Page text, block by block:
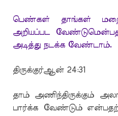
பெண்கள் தாங்கள்
அறியப்பட
அடித்து நடக்க வேண்டாம்.
திருக்குர்ஆன் 24:31
தாம் அணிந்திருக்கும்
பார்க்க வேண்டும்